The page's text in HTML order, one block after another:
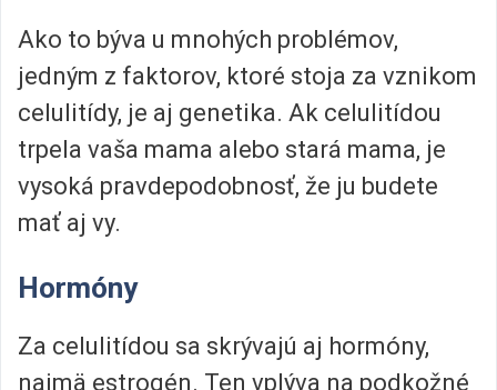
Ako to býva u mnohých problémov,
jedným z faktorov, ktoré stoja za vznikom
celulitídy, je aj genetika. Ak celulitídou
trpela vaša mama alebo stará mama, je
vysoká pravdepodobnosť, že ju budete
mať aj vy.
Hormóny
Za celulitídou sa skrývajú aj hormóny,
najmä estrogén. Ten vplýva na podkožné